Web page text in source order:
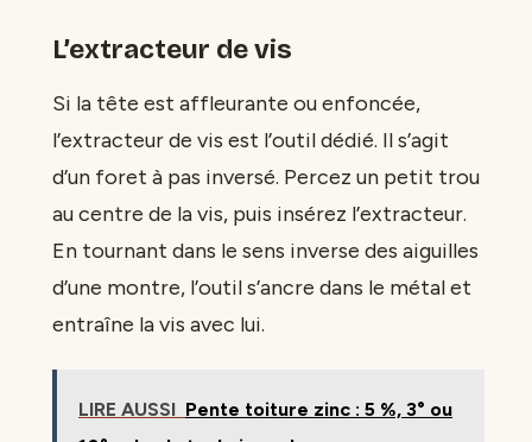
L’extracteur de vis
Si la tête est affleurante ou enfoncée,
l’extracteur de vis est l’outil dédié. Il s’agit
d’un foret à pas inversé. Percez un petit trou
au centre de la vis, puis insérez l’extracteur.
En tournant dans le sens inverse des aiguilles
d’une montre, l’outil s’ancre dans le métal et
entraîne la vis avec lui.
LIRE AUSSI Pente toiture zinc : 5 %, 3° ou